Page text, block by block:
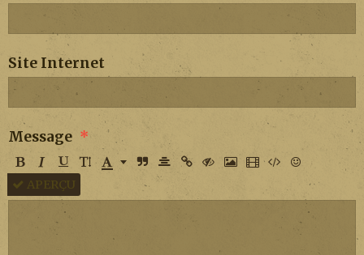
Site Internet
Message
APERÇU